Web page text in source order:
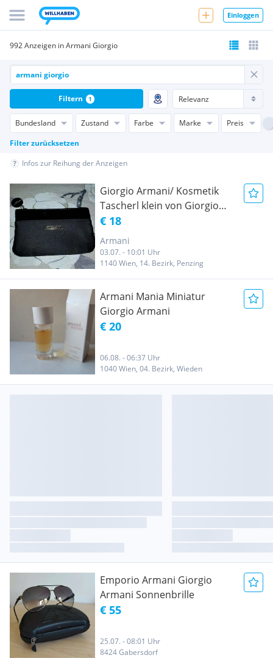
Einloggen
992 Anzeigen in Armani Giorgio
Bundesland Zustand Farbe Marke
Preis
Filter zurücksetzen
Filtern 1
Infos zur Reihung der Anzeigen
Giorgio Armani/ Kosmetik
Tascherl klein von Giorgio
Armani Parf.
€ 18
Armani
03.07. - 10:01 Uhr
1140 Wien, 14. Bezirk, Penzing
Armani Mania Miniatur
Giorgio Armani
€ 20
06.08. - 06:37 Uhr
1040 Wien, 04. Bezirk, Wieden
Emporio Armani Giorgio
Armani Sonnenbrille
€ 55
25.07. - 08:01 Uhr
8424 Gabersdorf